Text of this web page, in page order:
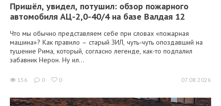
Пришёл, увидел, потушил: обзор пожарного
автомобиля АЦ-2,0-40/4 на базе Валдая 12
Что мы обычно представляем себе при словах «пожарная
машина»? Как правило – старый ЗИЛ, чуть-чуть опоздавший на
тушение Рима, который, согласно легенде, как-то подпалил
забавник Нерон. Ну ил...
156 0 0 07.08.2026